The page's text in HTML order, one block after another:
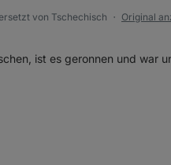
von Tschechisch ●
Original
ist es geronnen und war